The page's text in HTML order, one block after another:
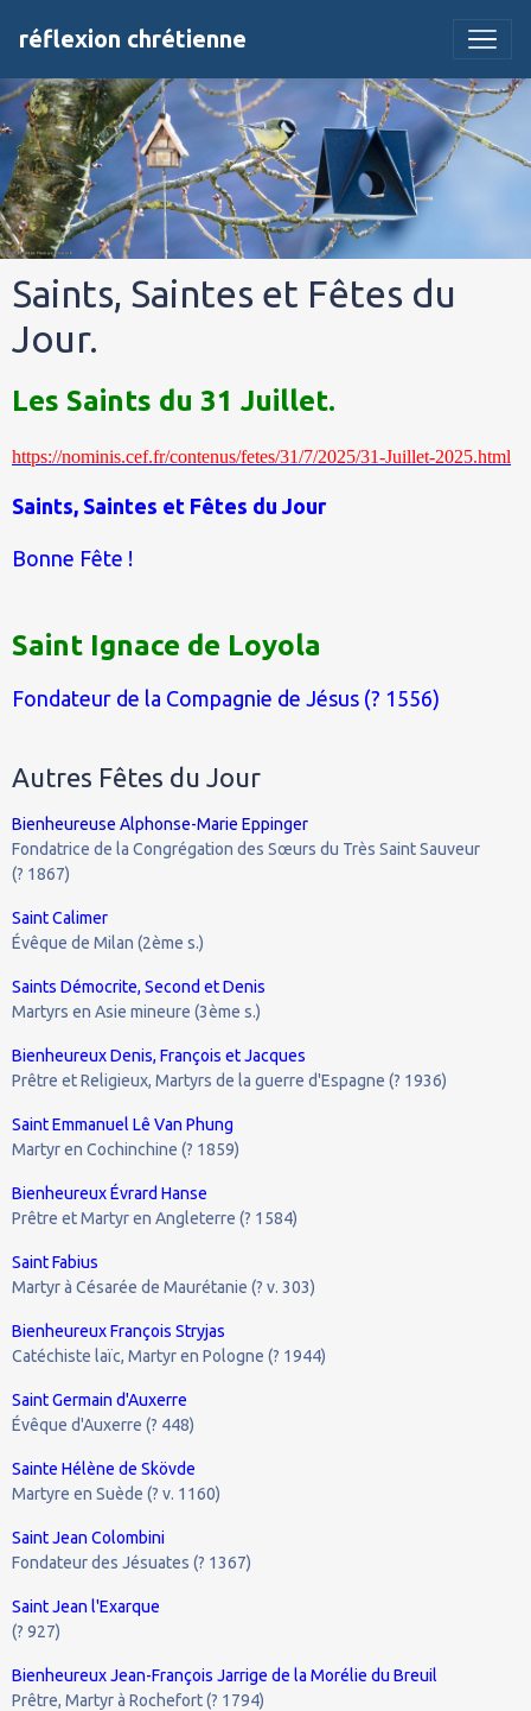
réflexion chrétienne
Saints, Saintes et Fêtes du
Jour.
Les Saints du 31 Juillet.
https://nominis.cef.fr/contenus/fetes/31/7/2025/31-Juillet-2025.html
Saints, Saintes et Fêtes du Jour
Bonne Fête !
Saint Ignace de Loyola
Fondateur de la Compagnie de Jésus (? 1556)
Autres Fêtes du Jour
Bienheureuse Alphonse-Marie Eppinger
Fondatrice de la Congrégation des Sœurs du Très Saint Sauveur
(? 1867)
Saint Calimer
Évêque de Milan (2ème s.)
Saints Démocrite, Second et Denis
Martyrs en Asie mineure (3ème s.)
Bienheureux Denis, François et Jacques
Prêtre et Religieux, Martyrs de la guerre d'Espagne (? 1936)
Saint Emmanuel Lê Van Phung
Martyr en Cochinchine (? 1859)
Bienheureux Évrard Hanse
Prêtre et Martyr en Angleterre (? 1584)
Saint Fabius
Martyr à Césarée de Maurétanie (? v. 303)
Bienheureux François Stryjas
Catéchiste laïc, Martyr en Pologne (? 1944)
Saint Germain d'Auxerre
Évêque d'Auxerre (? 448)
Sainte Hélène de Skövde
Martyre en Suède (? v. 1160)
Saint Jean Colombini
Fondateur des Jésuates (? 1367)
Saint Jean l'Exarque
(? 927)
Bienheureux Jean-François Jarrige de la Morélie du Breuil
Prêtre, Martyr à Rochefort (? 1794)